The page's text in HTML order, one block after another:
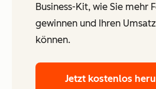
Business-Kit, wie Sie mehr
gewinnen und Ihren
können.
Jetzt kostenlos